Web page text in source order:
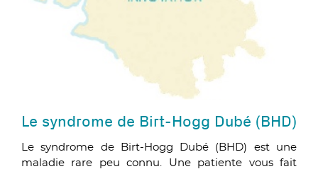
Le syndrome de Birt-Hogg Dubé (BHD)
Le syndrome de Birt-Hogg Dubé (BHD) est une
maladie rare peu connu. Une patiente vous fait